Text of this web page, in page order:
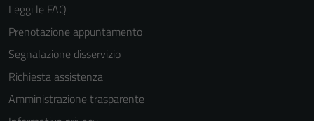
Leggi le FAQ
Prenotazione appuntamento
Segnalazione disservizio
Richiesta assistenza
Amministrazione trasparente